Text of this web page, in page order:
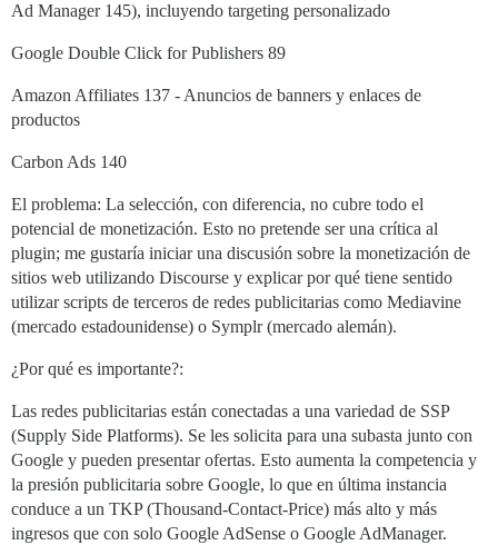
Ad Manager 145), incluyendo targeting personalizado
Google Double Click for Publishers 89
Amazon Affiliates 137 - Anuncios de banners y enlaces de
productos
Carbon Ads 140
El problema: La selección, con diferencia, no cubre todo el
potencial de monetización. Esto no pretende ser una crítica al
plugin; me gustaría iniciar una discusión sobre la monetización de
sitios web utilizando Discourse y explicar por qué tiene sentido
utilizar scripts de terceros de redes publicitarias como Mediavine
(mercado estadounidense) o Symplr (mercado alemán).
¿Por qué es importante?:
Las redes publicitarias están conectadas a una variedad de SSP
(Supply Side Platforms). Se les solicita para una subasta junto con
Google y pueden presentar ofertas. Esto aumenta la competencia y
la presión publicitaria sobre Google, lo que en última instancia
conduce a un TKP (Thousand-Contact-Price) más alto y más
ingresos que con solo Google AdSense o Google AdManager.